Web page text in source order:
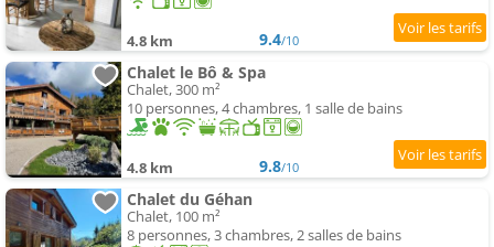
4.8 km 9.4/10
Chalet le Bô & Spa
Chalet, 300 m²
10 personnes, 4 chambres, 1 salle de bains
4.8 km 9.8/10
Chalet du Géhan
Chalet, 100 m²
8 personnes, 3 chambres, 2 salles de bains